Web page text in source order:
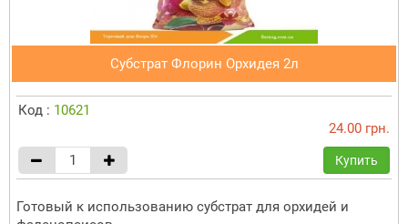
Субстрат Флорин Орхидея 2л
Код : 10621
24.00 грн.
Купить
Готовый к использованию субстрат для орхидей и